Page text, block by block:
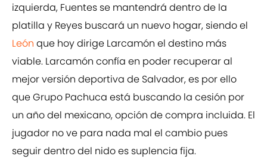
izquierda, Fuentes se mantendrá dentro de la
platilla y Reyes buscará un nuevo hogar, siendo el
León que hoy dirige Larcamón el destino más
viable. Larcamón confía en poder recuperar al
mejor versión deportiva de Salvador, es por ello
que Grupo Pachuca está buscando la cesión por
un año del mexicano, opción de compra incluida. El
jugador no ve para nada mal el cambio pues
seguir dentro del nido es suplencia fija.